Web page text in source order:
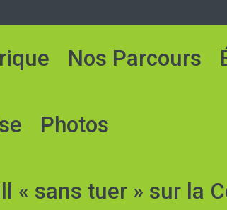
Nos Parcours
Photos
« sans tuer » sur la